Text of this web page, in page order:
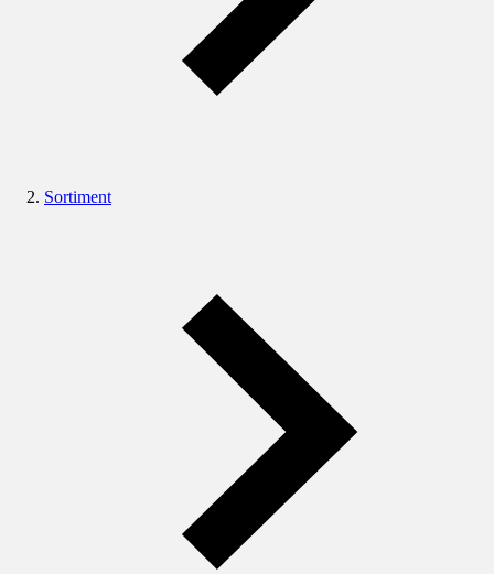
Sortiment